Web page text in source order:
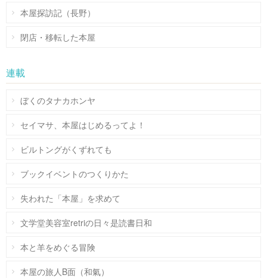
本屋探訪記（長野）
閉店・移転した本屋
連載
ぼくのタナカホンヤ
セイマサ、本屋はじめるってよ！
ビルトングがくずれても
ブックイベントのつくりかた
失われた「本屋」を求めて
文学堂美容室retriの日々是読書日和
本と羊をめぐる冒険
本屋の旅人B面（和氣）